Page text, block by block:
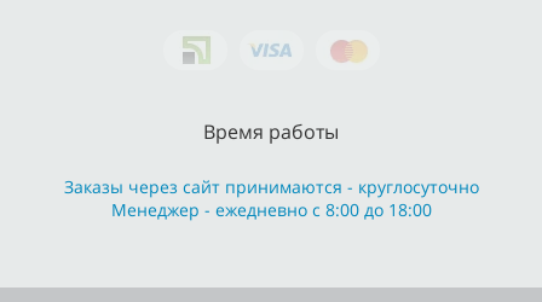
Время работы
Заказы через сайт принимаются - круглосуточно
Менеджер - ежедневно с 8:00 до 18:00